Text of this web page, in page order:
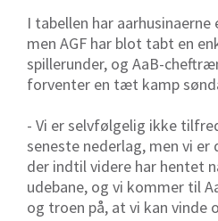
I tabellen har
men AGF har blot tabt en
spillerunder, og AaB-
forventer en tæt kamp
- Vi er selvfølgelig ikke
seneste nederlag, men vi er
der indtil videre har hentet
udebane, og vi kommer til
og troen på, at vi kan vinde